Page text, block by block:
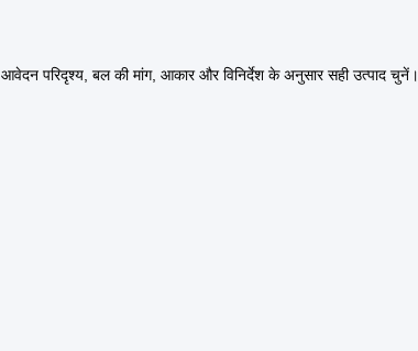
आवेदन परिदृश्य, बल की मांग, आकार और विनिर्देश के अनुसार सही उत्पाद चुनें।